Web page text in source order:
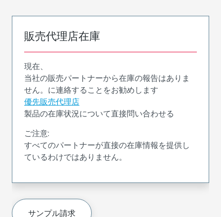
販売代理店在庫
現在、
当社の販売パートナーから在庫の報告はありま
せん。に連絡することをお勧めします
優先販売代理店
製品の在庫状況について直接問い合わせる
ご注意:
すべてのパートナーが直接の在庫情報を提供し
ているわけではありません。
サンプル請求